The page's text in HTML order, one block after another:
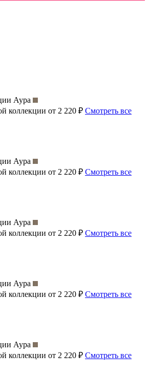
Аура
коллекции от 2 220 ₽ Смотреть все
Аура
коллекции от 2 220 ₽ Смотреть все
Аура
коллекции от 2 220 ₽ Смотреть все
Аура
коллекции от 2 220 ₽ Смотреть все
Аура
коллекции от 2 220 ₽ Смотреть все